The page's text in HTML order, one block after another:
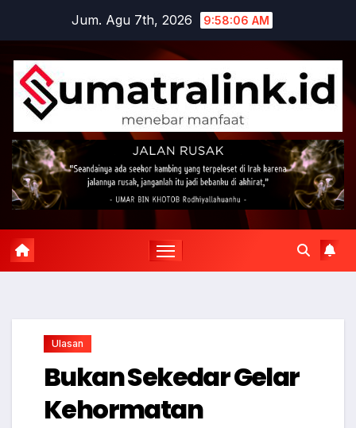
content
Jum. Agu 7th, 2026 9:58:07 AM
Ulasan
Bukan Sekedar Gelar
Kehormatan